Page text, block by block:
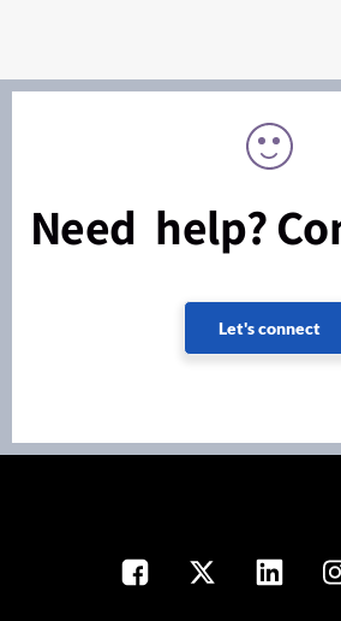
Need help?
Let's connect